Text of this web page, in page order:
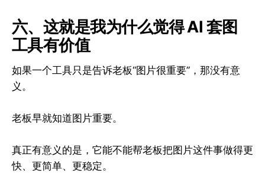
六、这就是我为什么觉得 AI 套图
工具有价值
如果一个工具只是告诉老板“图片很重要”，那没有意
义。
老板早就知道图片重要。
真正有意义的是，它能不能帮老板把图片这件事做得更
快、更简单、更稳定。